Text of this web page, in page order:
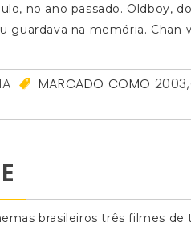
no ano passado. Oldboy,
guardava na memória.
MARCADO COMO 2003,
brasileiros três filmes